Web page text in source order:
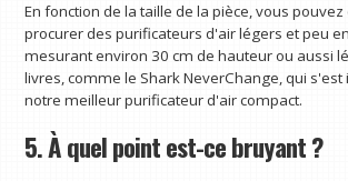
En fonction de la taille de la pièce, vous
procurer des purificateurs d'air légers et peu
mesurant environ 30 cm de hauteur ou aussi
livres, comme le Shark NeverChange, qui
notre meilleur purificateur d'air compact.
5. À quel point est-ce bruyant ?